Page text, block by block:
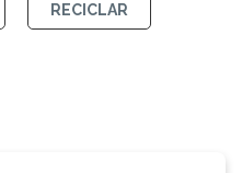
RECICLAR